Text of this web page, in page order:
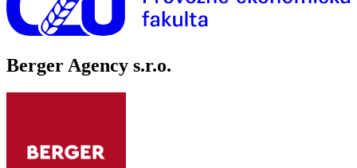
Berger Agency s.r.o.